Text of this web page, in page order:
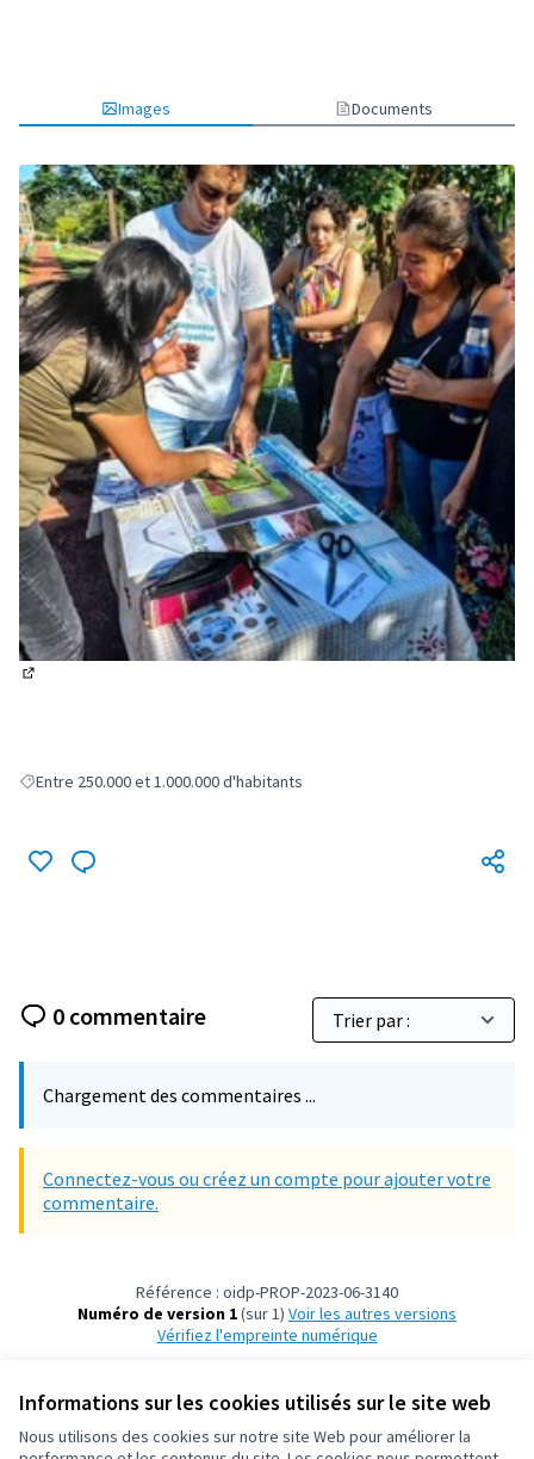
Informations sur les cookies utilisés sur le site web
Nous utilisons des cookies sur notre site Web pour améliorer la
Images Documents
Filter results for: Entre 250.000 et 1.000.000 d'habitants
Entre 250.000 et 1.000.000 d'habitants
0 commentaire
Chargement des commentaires ...
Connectez-vous ou créez un compte pour ajouter votre
commentaire.
Référence : oidp-PROP-2023-06-3140
Numéro de version 1(sur 1)
voir les autres versions
Vérifiez l'empreinte numérique
Conditions d'utilisation
Paramètres des cookies
OIDP sur XOIDP sur Facebook
OIDP sur YouTube